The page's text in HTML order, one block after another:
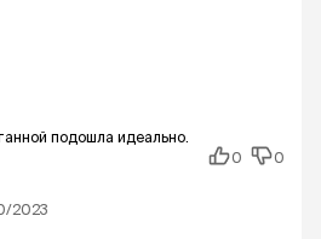
подошла идеально.
0
0
2023